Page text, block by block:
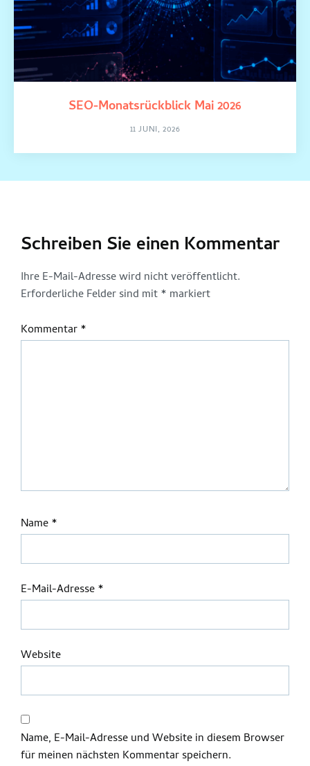
SEO-Monatsrückblick Mai 2026
11 JUNI, 2026
Schreiben Sie einen Kommentar
Ihre E-Mail-Adresse wird nicht veröffentlicht.
Erforderliche Felder sind mit* markiert
Kommentar*
Name*
E-Mail-Adresse*
Website
Name, E-Mail-Adresse und Website in diesem Browser
für meinen nächsten Kommentar speichern.